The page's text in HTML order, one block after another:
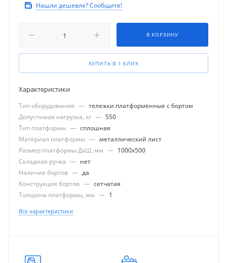
Нашли дешевле? Сообщите!
В КОРЗИНУ
КУПИТЬ В 1 КЛИК
Характеристики
Тип оборудования — тележки платформенные с бортом
Допустимая нагрузка, кг — 550
Тип платформы — сплошная
Материал платформы — металлический лист
Размер платформы ДхШ, мм — 1000x500
Складная ручка — нет
Наличие бортов — да
Конструкция бортов — сетчатая
Толщина платформы, мм — 1
Все характеристики